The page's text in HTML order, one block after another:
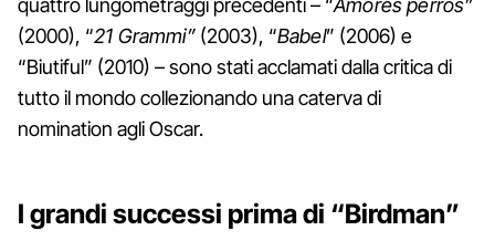
quattro lungometraggi precedenti – “Amores perros”
(2000), “21 Grammi”(2003), “Babel” (2006) e
“Biutiful” (2010) – sono stati acclamati dalla critica di
tutto il mondo collezionando una caterva di
nomination agli Oscar.
I grandi successi prima di “Birdman”